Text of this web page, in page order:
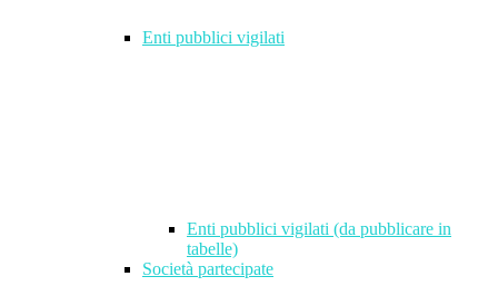
Enti pubblici vigilati
Enti pubblici vigilati (da pubblicare in
tabelle)
Società partecipate